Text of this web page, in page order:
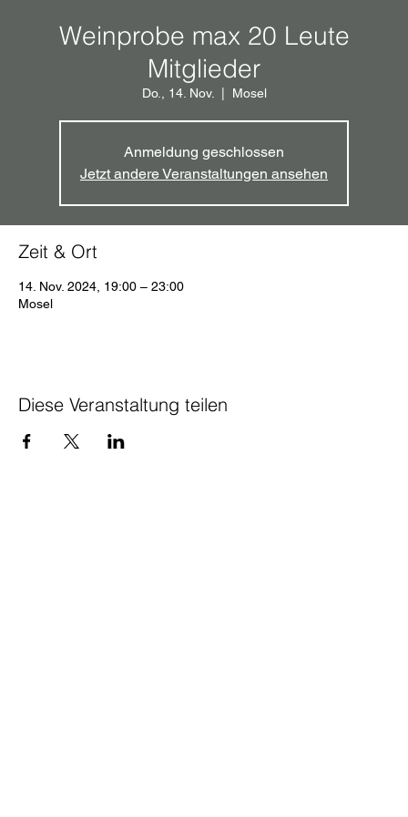
Weinprobe max 20 Leute
Mitglieder
Do., 14. Nov. Mosel
Anmeldung geschlossen
Jetzt andere Veranstaltungen ansehen
Zeit & Ort
14. Nov. 2024, 19:00 – 23:00
Mosel
Diese Veranstaltung teilen